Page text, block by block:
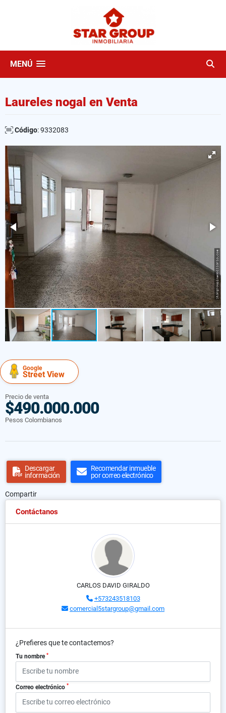
MENÚ
Laureles nogal en Venta
Código: 9332083
Google
Street View
Precio de venta
$490.000.000
Pesos Colombianos
Descargar
información
Recomendar inmueble
por correo electrónico
Compartir
Contáctanos
CARLOS DAVID GIRALDO
+573243518103
comercial5stargroup@gmail.com
¿Prefieres que te contactemos?
Tu nombre *
Correo electrónico *